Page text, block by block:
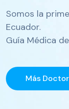
Somos la
Ecuador.
Guía Médica
Más